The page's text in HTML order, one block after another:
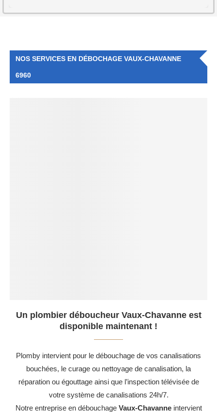
NOS SERVICES EN DÉBOCHAGE VAUX-CHAVANNE
6960
Un plombier déboucheur Vaux-Chavanne est
disponible maintenant !
Plomby intervient pour le débouchage de vos canalisations
bouchées, le curage ou nettoyage de canalisation, la
réparation ou égouttage ainsi que l’inspection télévisée de
votre système de canalisations 24h/7.
Notre entreprise en débouchage Vaux-Chavanneintervient